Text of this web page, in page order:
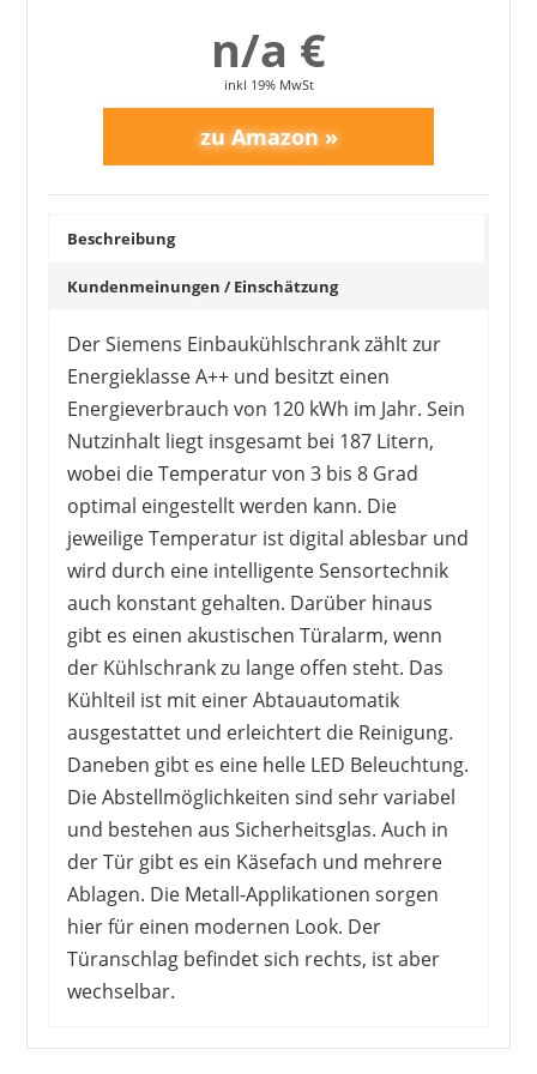
n/a €
inkl 19% MwSt
Beschreibung
Kundenmeinungen / Einschätzung
Der Siemens Einbaukühlschrank zählt zur
Energieklasse A++ und besitzt einen
Energieverbrauch von 120 kWh im Jahr. Sein
Nutzinhalt liegt insgesamt bei 187 Litern,
wobei die Temperatur von 3 bis 8 Grad
optimal eingestellt werden kann. Die
jeweilige Temperatur ist digital ablesbar und
wird durch eine intelligente Sensortechnik
auch konstant gehalten. Darüber hinaus
gibt es einen akustischen Türalarm, wenn
der Kühlschrank zu lange offen steht. Das
Kühlteil ist mit einer Abtauautomatik
ausgestattet und erleichtert die Reinigung.
Daneben gibt es eine helle LED Beleuchtung.
Die Abstellmöglichkeiten sind sehr variabel
und bestehen aus Sicherheitsglas. Auch in
der Tür gibt es ein Käsefach und mehrere
Ablagen. Die Metall-Applikationen sorgen
hier für einen modernen Look. Der
Türanschlag befindet sich rechts, ist aber
wechselbar.
Die Kunden sind von der guten Verarbeitung